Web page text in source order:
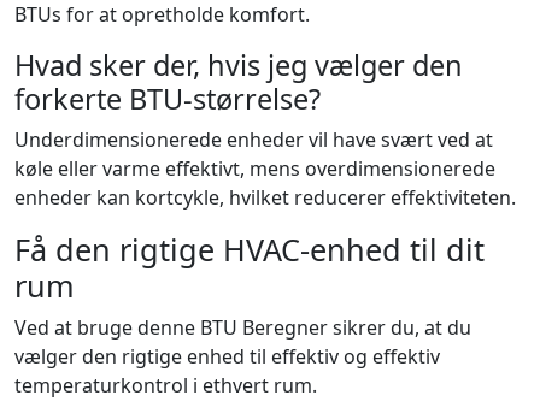
BTUs for at opretholde komfort.
Hvad sker der, hvis jeg vælger den
forkerte BTU-størrelse?
Underdimensionerede enheder vil have svært ved at
køle eller varme effektivt, mens overdimensionerede
enheder kan kortcykle, hvilket reducerer effektiviteten.
Få den rigtige HVAC-enhed til dit
rum
Ved at bruge denne BTU Beregner sikrer du, at du
vælger den rigtige enhed til effektiv og effektiv
temperaturkontrol i ethvert rum.